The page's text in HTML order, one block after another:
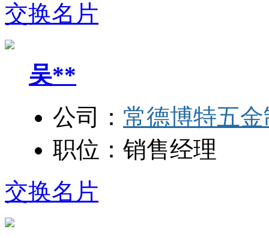
交换名片
吴**
公司： 常德博特五
职位： 销售经理
交换名片